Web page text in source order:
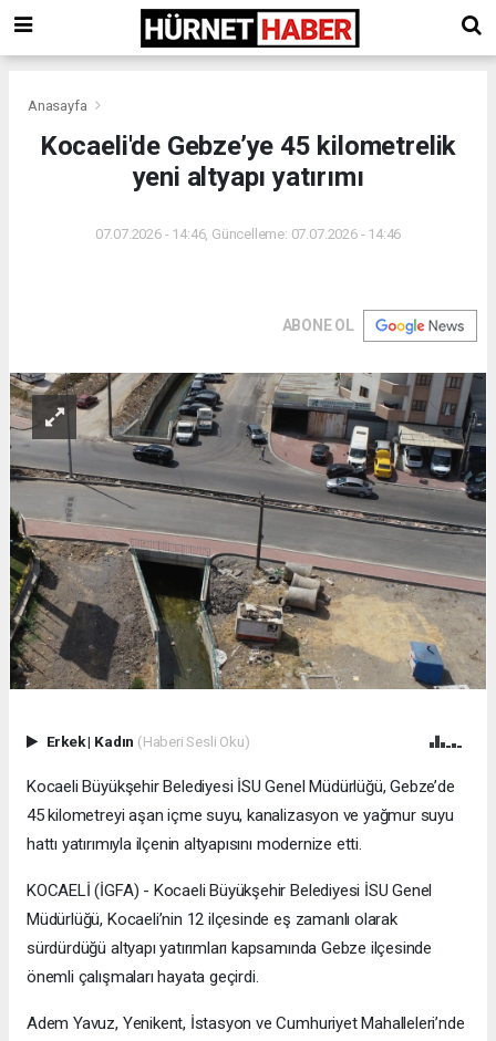
Anasayfa
Kocaeli'de Gebze’ye 45 kilometrelik
yeni altyapı yatırımı
07.07.2026 - 14:46, Güncelleme: 07.07.2026 - 14:46
ABONE OL
Erkek| Kadın (Haberi Sesli Oku)
Kocaeli Büyükşehir Belediyesi İSU Genel Müdürlüğü, Gebze’de
45 kilometreyi aşan içme suyu, kanalizasyon ve yağmur suyu
hattı yatırımıyla ilçenin altyapısını modernize etti.
KOCAELİ (İGFA) - Kocaeli Büyükşehir Belediyesi İSU Genel
Müdürlüğü, Kocaeli’nin 12 ilçesinde eş zamanlı olarak
sürdürdüğü altyapı yatırımları kapsamında Gebze ilçesinde
önemli çalışmaları hayata geçirdi.
Adem Yavuz, Yenikent, İstasyon ve Cumhuriyet Mahalleleri’nde